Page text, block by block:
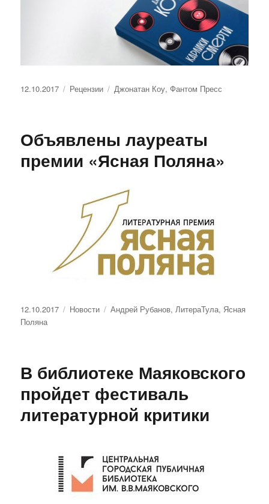
Опубликовано
12.10.2017 Рубрики
Рецензии Метки
Джонатан Коу,Фантом Пресс
Объявлены лауреаты
премии «Ясная Поляна»
Опубликовано
12.10.2017 Рубрики
Новости Метки
Андрей Рубанов,ЛитераТула, Ясная
Поляна
В библиотеке Маяковского
пройдет фестиваль
литературной критики